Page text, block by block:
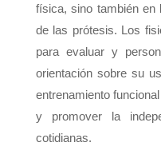
física, sino también en
de las prótesis. Los
para evaluar y
orientación sobre su
entrenamiento
y promover la
cotidianas.